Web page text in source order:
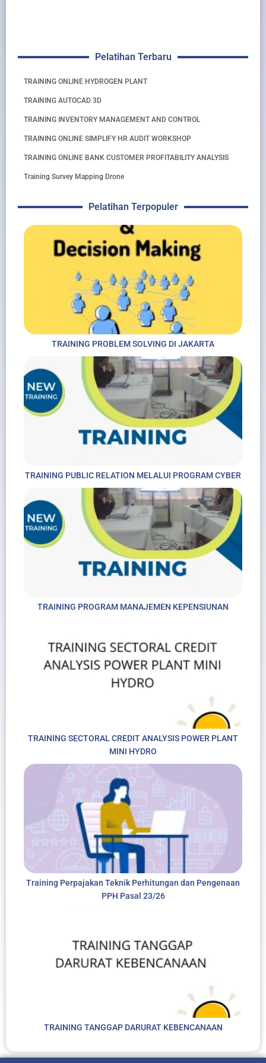
Pelatihan Terbaru
TRAINING ONLINE HYDROGEN PLANT
TRAINING AUTOCAD 3D
TRAINING INVENTORY MANAGEMENT AND CONTROL
TRAINING ONLINE SIMPLIFY HR AUDIT WORKSHOP
TRAINING ONLINE BANK CUSTOMER PROFITABILITY ANALYSIS
Training Survey Mapping Drone
Pelatihan Terpopuler
TRAINING PROBLEM SOLVING DI JAKARTA
TRAINING PUBLIC RELATION MELALUI PROGRAM CYBER
TRAINING PROGRAM MANAJEMEN KEPENSIUNAN
TRAINING SECTORAL CREDIT ANALYSIS POWER PLANT
MINI HYDRO
Training Perpajakan Teknik Perhitungan dan Pengenaan
PPH Pasal 23/26
TRAINING TANGGAP DARURAT KEBENCANAAN